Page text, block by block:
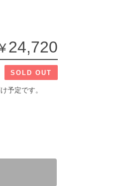
24,720
SOLD OUT
予定です。